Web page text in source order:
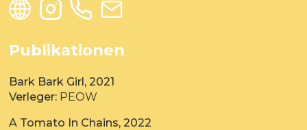
Publikationen
Bark Bark Girl, 2021
Verleger: PEOW
A Tomato In Chains, 2022